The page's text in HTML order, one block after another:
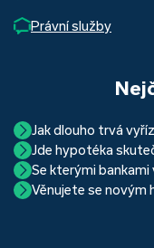
Právní služby
Jak dlouho trvá
Hypotéka se dá
uzavření trvá okolo 2
schvalovací proces
to. Přesvědčte se
Jde hypotéka
Ano, skutečně jde.
používáme, již do
Se kterými bankami
Nejvíce proklientská
běžných účtů a
Věnujete se novým
vašich aktuálních